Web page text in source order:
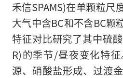
禾信SPAMS)在单颗粒尺
大气中含BC和不含BC颗
特征对比研究了其中硫
R)的季节/昼夜变化特
源、硝酸盐形成、过渡